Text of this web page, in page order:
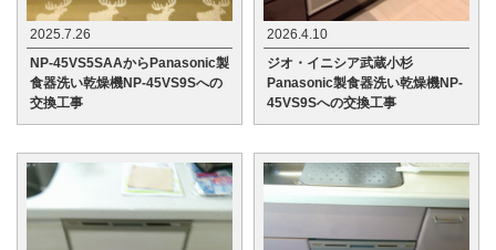
2025.7.26
NP-45VS5SAAからPanasonic製
食器洗い乾燥機NP-45VS9Sへの
交換工事
2026.4.10
ジオ・イニシア武蔵小杉
Panasonic製食器洗い乾燥機NP-
45VS9Sへの交換工事